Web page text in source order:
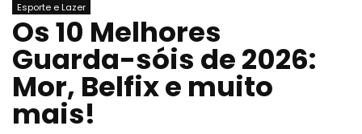
Esporte e Lazer
Os 10 Melhores
Guarda-sóis de 2026:
Mor, Belfix e muito
mais!